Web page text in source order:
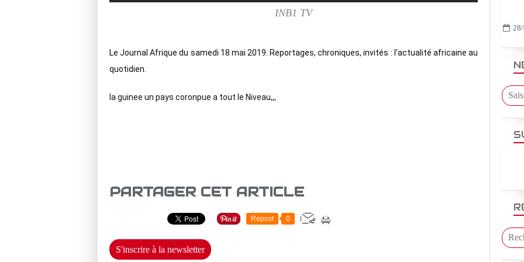
INB1 TV
Le Journal Afrique du samedi 18 mai 2019. Reportages, chroniques, invités : l'actualité africaine au
quotidien.
la guinee un pays coronpue a tout le Niveau,,,
PARTAGER CET ARTICLE
Repost 0
S'inscrire à la newsletter